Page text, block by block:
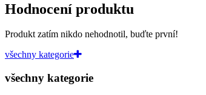
Hodnocení produktu
Produkt zatím nikdo nehodnotil, buďte první!
všechny kategorie
všechny kategorie